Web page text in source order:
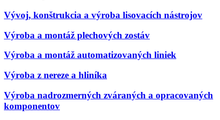
Vývoj, konštrukcia a výroba lisovacích nástrojov
Výroba a montáž plechových zostáv
Výroba a montáž automatizovaných liniek
Výroba z nereze a hliníka
Výroba nadrozmerných zváraných a opracovaných
komponentov